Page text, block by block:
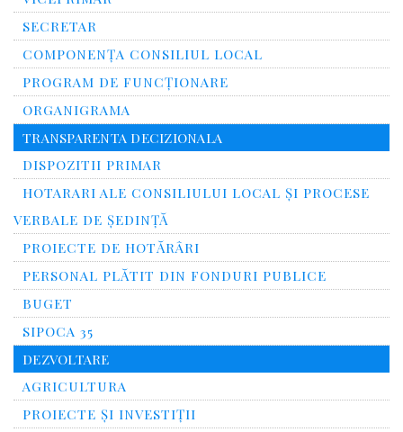
SECRETAR
COMPONENȚA CONSILIUL LOCAL
PROGRAM DE FUNCȚIONARE
ORGANIGRAMA
TRANSPARENTA DECIZIONALA
DISPOZITII PRIMAR
HOTARARI ALE CONSILIULUI LOCAL ȘI PROCESE
VERBALE DE ȘEDINȚĂ
PROIECTE DE HOTĂRÂRI
PERSONAL PLĂTIT DIN FONDURI PUBLICE
BUGET
SIPOCA 35
DEZVOLTARE
AGRICULTURA
PROIECTE ȘI INVESTIȚII